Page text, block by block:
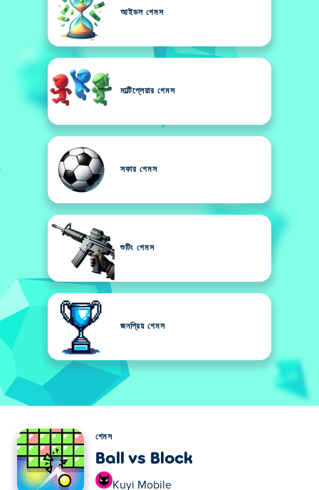
আইডল গেমস
মাল্টিপ্লেয়ার গেমস
সকার গেমস
শুটিং গেমস
জনপ্রিয় গেমস
গেমস
Ball vs Block
Kuyi Mobile